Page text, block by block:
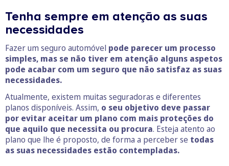
Tenha sempre em atenção as suas
necessidades
Fazer um seguro automóvel pode parecer um processo
simples, mas se não tiver em atenção alguns aspetos
pode acabar com um seguro que não satisfaz as suas
necessidades.
Atualmente, existem muitas seguradoras e diferentes
planos disponíveis. Assim, o seu objetivo deve passar
por evitar aceitar um plano com mais proteções do
que aquilo que necessita ou procura. Esteja atento ao
plano que lhe é proposto, de forma a perceber se todas
as suas necessidades estão contempladas.